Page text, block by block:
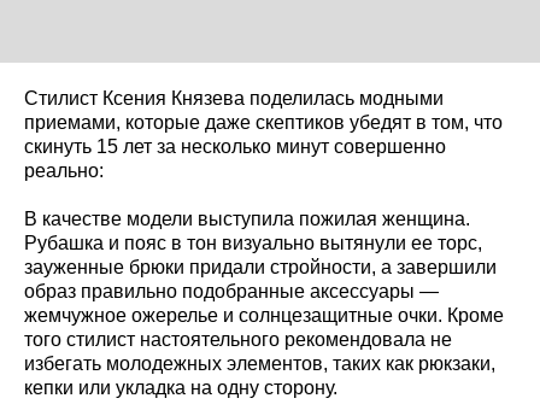
Стилист Ксения Князева поделилась модными
приемами, которые даже скептиков убедят в том, что
скинуть 15 лет за несколько минут совершенно
реально:
В качестве модели выступила пожилая женщина.
Рубашка и пояс в тон визуально вытянули ее торс,
зауженные брюки придали стройности, а завершили
образ правильно подобранные аксессуары —
жемчужное ожерелье и солнцезащитные очки. Кроме
того стилист настоятельного рекомендовала не
избегать молодежных элементов, таких как рюкзаки,
кепки или укладка на одну сторону.